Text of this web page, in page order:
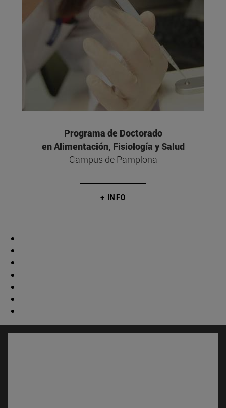
Programa de Doctorado
en Alimentación, Fisiología y Salud
Campus de Pamplona
+ INFO